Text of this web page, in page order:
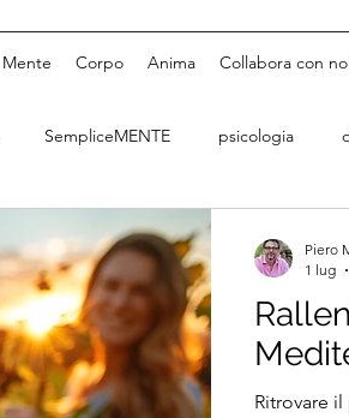
Mente Corpo Anima Collabora con
SempliceMENTE psicologia
Ritrovare
Piero
1 lug